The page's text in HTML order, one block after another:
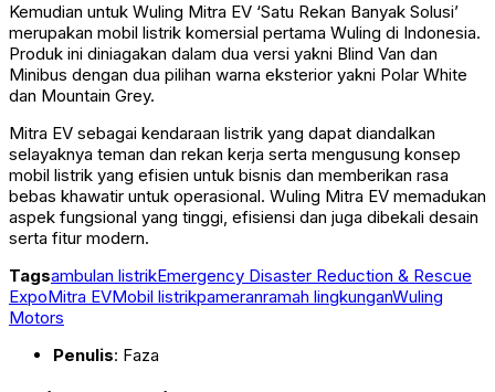
Kemudian untuk Wuling Mitra EV ‘Satu Rekan Banyak Solusi’
merupakan mobil listrik komersial pertama Wuling di Indonesia.
Produk ini diniagakan dalam dua versi yakni Blind Van dan
Minibus dengan dua pilihan warna eksterior yakni Polar White
dan Mountain Grey.
Mitra EV sebagai kendaraan listrik yang dapat diandalkan
selayaknya teman dan rekan kerja serta mengusung konsep
mobil listrik yang efisien untuk bisnis dan memberikan rasa
bebas khawatir untuk operasional. Wuling Mitra EV memadukan
aspek fungsional yang tinggi, efisiensi dan juga dibekali desain
serta fitur modern.
Tagsambulan listrikEmergency Disaster Reduction & Rescue
ExpoMitra EVMobil listrikpameranramah lingkunganWuling
Motors
Penulis: Faza